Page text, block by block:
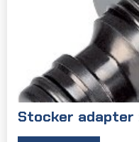
Stocker adapter